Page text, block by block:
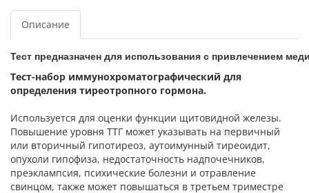
Описание
Тест предназначен для использования с привлечением
Тест-набор иммунохроматографический для
определения тиреотропного гормона.
Используется для оценки функции щитовидной железы.
Повышение уровня ТТГ может указывать на первичный
или вторичный гипотиреоз, аутоимунный тиреоидит,
опухоли гипофиза, недостаточность надпочечников,
преэклампсия, психические болезни и отравление
свинцом, также может повышаться в третьем триместре